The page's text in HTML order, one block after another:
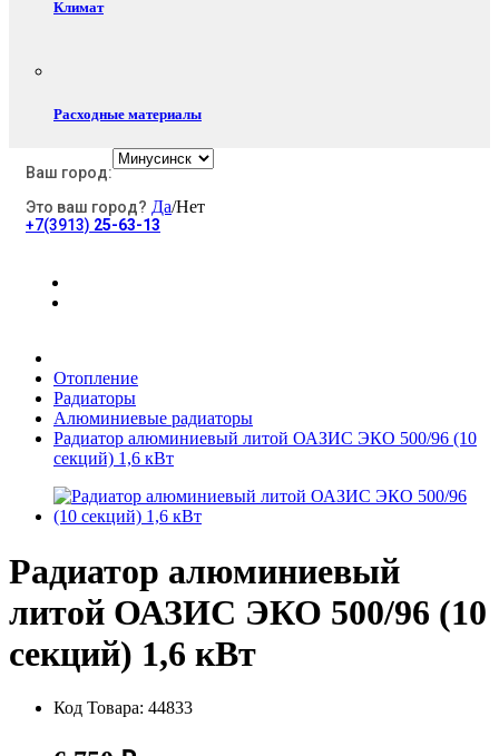
Климат
Расходные материалы
Электротовары
Хозяйственные товары
Все для бани
Блог
Ваш город:
Это ваш город? Да/Нет
+7(3913) 25-63-13
Отопление
Радиаторы
Алюминиевые радиаторы
Радиатор алюминиевый литой ОАЗИС ЭКО 500/96 (10
секций) 1,6 кВт
Радиатор алюминиевый
литой ОАЗИС ЭКО 500/96 (10
секций) 1,6 кВт
Код Товара: 44833